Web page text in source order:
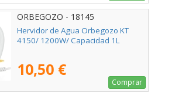
ORBEGOZO - 18145
Hervidor de Agua Orbegozo KT
4150/ 1200W/ Capacidad 1L
10,50 €
Comprar